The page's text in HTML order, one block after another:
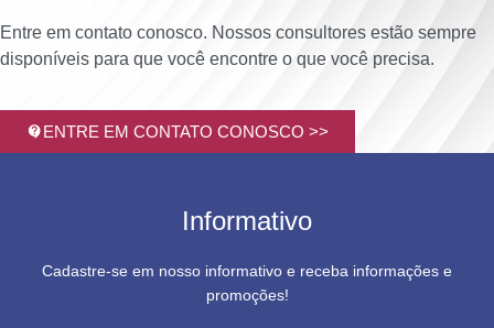
Entre em contato conosco. Nossos consultores estão sempre
disponíveis para que você encontre o que você precisa.
ENTRE EM CONTATO CONOSCO >>
Informativo
Cadastre-se em nosso informativo e receba informações e
promoções!